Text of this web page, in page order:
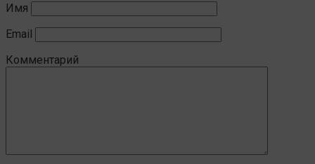
Имя
Email
Комментарий